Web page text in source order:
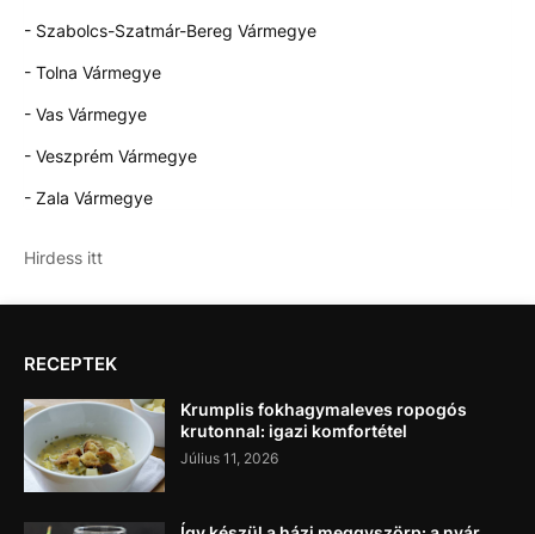
- Szabolcs-Szatmár-Bereg Vármegye
- Tolna Vármegye
- Vas Vármegye
- Veszprém Vármegye
- Zala Vármegye
Hirdess itt
RECEPTEK
Krumplis fokhagymaleves ropogós
krutonnal: igazi komfortétel
Július 11, 2026